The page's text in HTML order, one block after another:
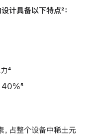
计具备以下特点²：
⁴
40%⁵
占整个设备中稀土元